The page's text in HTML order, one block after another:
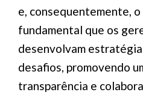
e, consequentemente,
fundamental que os
desenvolvam
desafios, promovendo
transparência e